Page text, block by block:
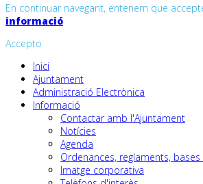
En continuar navegant, entenem que
informació
Accepto
Inici
Ajuntament
Administració Electrònica
Informació
Contactar amb l'Ajuntament
Notícies
Agenda
Ordenances, reglaments,
Imatge corporativa